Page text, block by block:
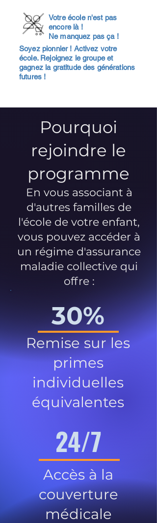
Votre école n'est pas
encore là !
Ne manquez pas ça !
Soyez pionnier ! Activez votre
école. Rejoignez le groupe et
gagnez la gratitude des générations
futures !
Pourquoi
rejoindre le
programme
En vous associant à
d'autres familles de
l'école de votre enfant,
vous pouvez accéder à
un régime d'assurance
maladie collective qui
offre :
30%
Remise sur les
primes
individuelles
équivalentes
24/7
Accès à la
couverture
médicale